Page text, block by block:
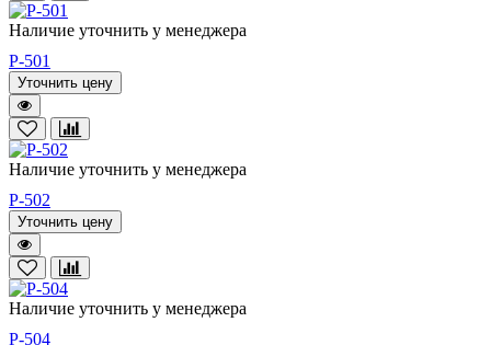
Наличие уточнить у менеджера
P-501
Уточнить цену
Наличие уточнить у менеджера
P-502
Уточнить цену
Наличие уточнить у менеджера
P-504